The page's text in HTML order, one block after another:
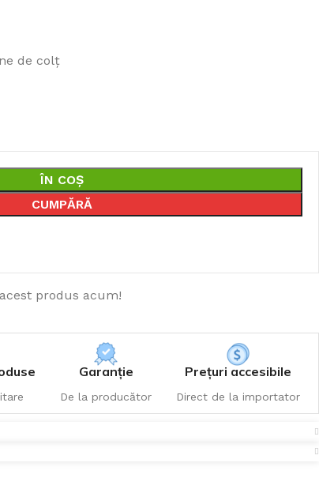
de colț
ÎN COȘ
CUMPĂRĂ
produs acum!
Garanție
De la producător
Prețuri accesibile
Direct de la importator